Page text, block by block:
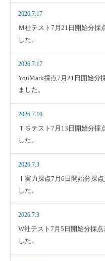
2026.7.17
Ｍ社テスト7月21日開始分採
した。
2026.7.17
YouMark採点7月21日開始分
ました。
2026.7.10
ＴＳテスト7月13日開始分採
した。
2026.7.3
Ｉ実力採点7月6日開始分採
した。
2026.7.3
W社テスト7月5日開始分採
した。